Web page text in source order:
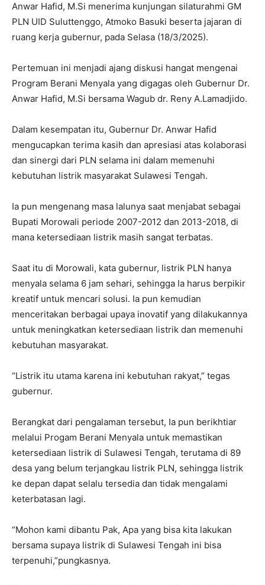
Anwar Hafid, M.Si menerima kunjungan silaturahmi GM
PLN UID Suluttenggo, Atmoko Basuki beserta jajaran di
ruang kerja gubernur, pada Selasa (18/3/2025).
Pertemuan ini menjadi ajang diskusi hangat mengenai
Program Berani Menyala yang digagas oleh Gubernur Dr.
Anwar Hafid, M.Si bersama Wagub dr. Reny A.Lamadjido.
Dalam kesempatan itu, Gubernur Dr. Anwar Hafid
mengucapkan terima kasih dan apresiasi atas kolaborasi
dan sinergi dari PLN selama ini dalam memenuhi
kebutuhan listrik masyarakat Sulawesi Tengah.
Ia pun mengenang masa lalunya saat menjabat sebagai
Bupati Morowali periode 2007-2012 dan 2013-2018, di
mana ketersediaan listrik masih sangat terbatas.
Saat itu di Morowali, kata gubernur, listrik PLN hanya
menyala selama 6 jam sehari, sehingga Ia harus berpikir
kreatif untuk mencari solusi. Ia pun kemudian
menceritakan berbagai upaya inovatif yang dilakukannya
untuk meningkatkan ketersediaan listrik dan memenuhi
kebutuhan masyarakat.
“Listrik itu utama karena ini kebutuhan rakyat,” tegas
gubernur.
Berangkat dari pengalaman tersebut, Ia pun berikhtiar
melalui Progam Berani Menyala untuk memastikan
ketersediaan listrik di Sulawesi Tengah, terutama di 89
desa yang belum terjangkau listrik PLN, sehingga listrik
ke depan dapat selalu tersedia dan tidak mengalami
keterbatasan lagi.
“Mohon kami dibantu Pak, Apa yang bisa kita lakukan
bersama supaya listrik di Sulawesi Tengah ini bisa
terpenuhi,”pungkasnya.